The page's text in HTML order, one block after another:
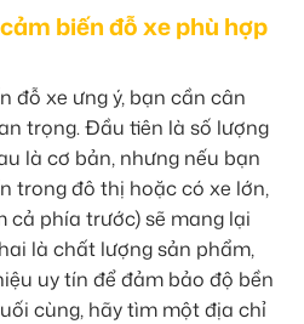
biến đỗ xe phù hợp
đỗ xe ưng ý, bạn cần cân
trọng. Đầu tiên là số lượng
là cơ bản, nhưng nếu bạn
trong đô thị hoặc có xe lớn,
cả phía trước) sẽ mang lại
là chất lượng sản phẩm,
uy tín để đảm bảo độ bền
cùng, hãy tìm một địa chỉ